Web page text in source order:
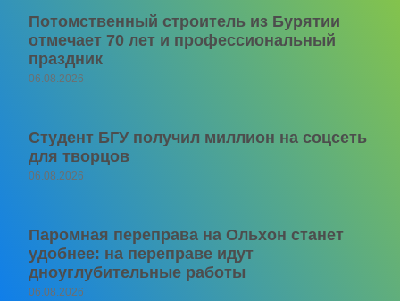
Потомственный строитель из Бурятии
отмечает 70 лет и профессиональный
праздник
06.08.2026
Студент БГУ получил миллион на соцсеть
для творцов
06.08.2026
Паромная переправа на Ольхон станет
удобнее: на переправе идут
дноуглубительные работы
06.08.2026